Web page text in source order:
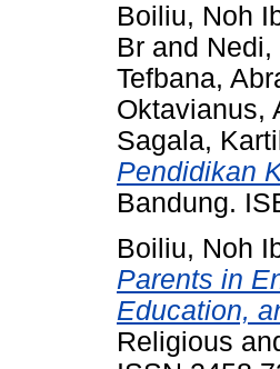
Boiliu, Noh
Br and
Tefbana,
Oktavianus,
Sagala,
Pendidikan
Bandung.
Boiliu, Noh
Parents in
Education,
Religious